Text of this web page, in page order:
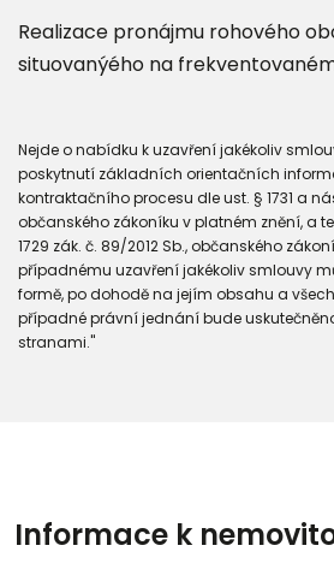
Realizace pronájmu rohového
situovanýého na
Nejde o nabídku k uzavření jakékoliv
poskytnutí základních orientačních
kontraktačního procesu dle ust. § 1731 a
občanského zákoníku v platném znění, a
1729 zák. č. 89/2012 Sb., občanského
případnému uzavření jakékoliv smlouvy
formě, po dohodě na jejím obsahu a
případné právní jednání bude
stranami."
Informace k